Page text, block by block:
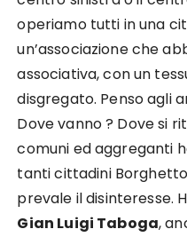
operiamo tutti in una
un’associazione che
associativa, con un
disgregato. Penso agli
Dove vanno ? Dove si
comuni ed aggreganti
tanti cittadini
prevale il disinteresse.
Gian Luigi Taboga,